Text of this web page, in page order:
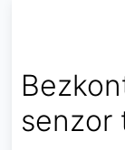
senzor